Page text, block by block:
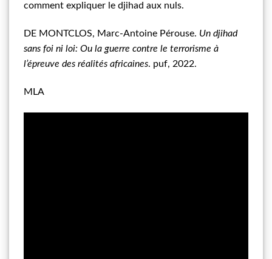
comment expliquer le djihad aux nuls.
DE MONTCLOS, Marc-Antoine Pérouse. Un djihad
sans foi ni loi: Ou la guerre contre le terrorisme à
l’épreuve des réalités africaines. puf, 2022.
MLA